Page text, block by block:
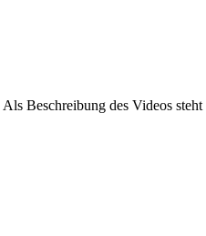
Beschreibung des Videos